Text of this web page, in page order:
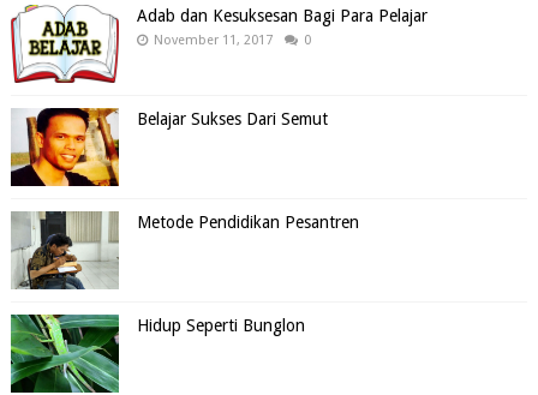
Adab dan Kesuksesan Bagi Para Pelajar
November 11, 2017 0
Belajar Sukses Dari Semut
Metode Pendidikan Pesantren
Hidup Seperti Bunglon